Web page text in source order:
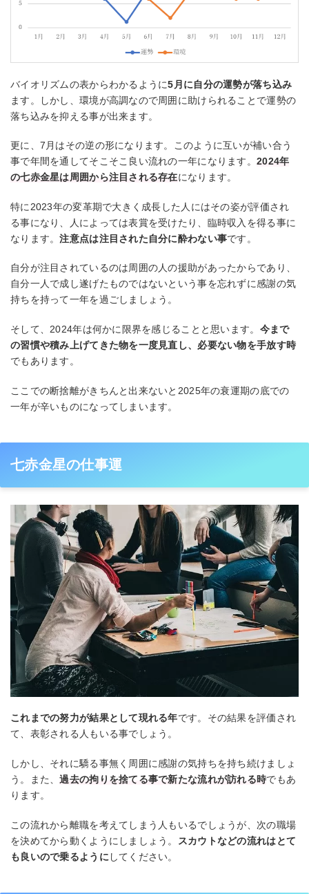
バイオリズムの表からわかるように5月に自分の運勢が落ち込み
ます。しかし、環境が高調なので周囲に助けられることで運勢の
落ち込みを抑える事が出来ます。
更に、7月はその逆の形になります。このように互いが補い合う
事で年間を通してそこそこ良い流れの一年になります。 2024年
の七赤金星は周囲から注目される存在になります。
特に2023年の変革期で大きく成長した人にはその姿が評価され
る事になり、人によっては表賞を受けたり、臨時収入を得る事に
なります。注意点は注目された自分に酔わない事です。
自分が注目されているのは周囲の人の援助があったからであり、
自分一人で成し遂げたものではないという事を忘れずに感謝の気
持ちを持って一年を過ごしましょう。
そして、2024年は何かに限界を感じることと思います。 今まで
の習慣や積み上げてきた物を一度見直し、必要ない物を手放す時
でもあります。
ここでの断捨離がきちんと出来ないと2025年の衰運期の底での
一年が辛いものになってしまいます。
七赤金星の仕事運
これまでの努力が結果として現れる年です。その結果を評価され
て、表彰される人もいる事でしょう。
しかし、それに驕る事無く周囲に感謝の気持ちを持ち続けましょ
う。また、過去の拘りを捨てる事で新たな流れが訪れる時でもあ
ります。
この流れから離職を考えてしまう人もいるでしょうが、次の職場
を決めてから動くようにしましょう。
スカウトなどの流れはとて
も良いので乗るように してください。